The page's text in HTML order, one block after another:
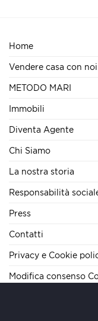
Home
Vendere casa con noi
METODO MARI
Immobili
Diventa Agente
Chi Siamo
La nostra storia
Responsabilità
Press
Contatti
Privacy e Cookie
Modifica consenso